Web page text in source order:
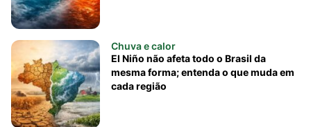
Chuva e calor
El Niño não afeta todo o Brasil da
mesma forma; entenda o que muda em
cada região